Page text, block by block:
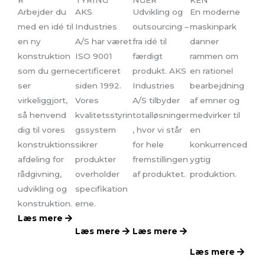
Arbejder du
med en idé til
en ny
konstruktion
som du gerne
ser
virkeliggjort,
så henvend
dig til vores
konstruktions
afdeling for
rådgivning,
udvikling og
konstruktion.
Læs mere
AKS
Industries
A/S har været
ISO 9001
certificeret
siden 1992.
Vores
kvalitetsstyrin
gssystem
sikrer
produkter
overholder
specifikation
erne.
Læs mere
Udvikling og
outsourcing –
fra idé til
færdigt
produkt. AKS
Industries
A/S tilbyder
totalløsninger
, hvor vi står
for hele
fremstillingen
af produktet.
Læs mere
En moderne
maskinpark
danner
rammen om
en rationel
bearbejdning
af emner og
medvirker til
en
konkurrenced
ygtig
produktion.
Læs mere